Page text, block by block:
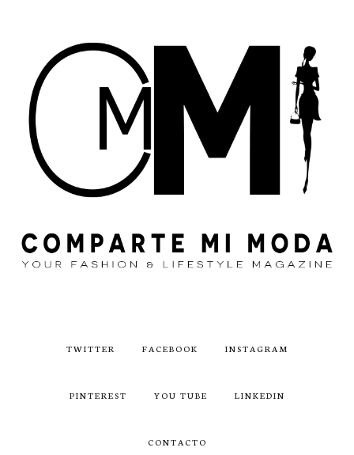
TWITTER FACEBOOK INSTAGRAM
PINTEREST YOU TUBE LINKEDIN
CONTACTO